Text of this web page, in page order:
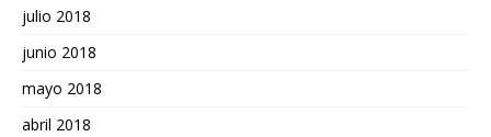
julio 2018
junio 2018
mayo 2018
abril 2018